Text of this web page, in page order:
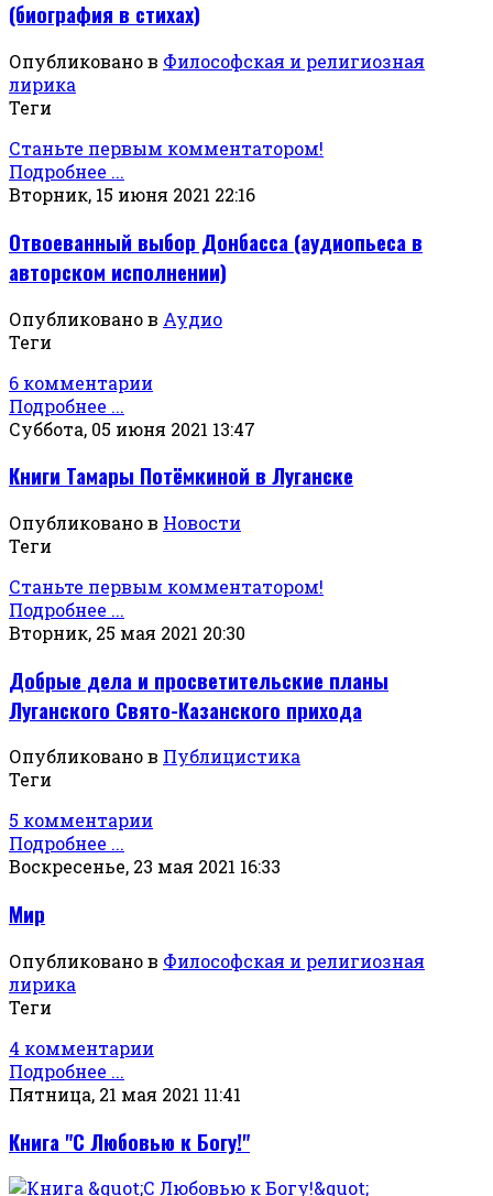
(биография в стихах)
Опубликовано в Философская и религиозная
лирика
Теги
Станьте первым комментатором!
Подробнее ...
Вторник, 15 июня 2021 22:16
Отвоеванный выбор Донбасса (аудиопьеса в
авторском исполнении)
Опубликовано в Аудио
Теги
6 комментарии
Подробнее ...
Суббота, 05 июня 2021 13:47
Книги Тамары Потёмкиной в Луганске
Опубликовано в Новости
Теги
Станьте первым комментатором!
Подробнее ...
Вторник, 25 мая 2021 20:30
Добрые дела и просветительские планы
Луганского Свято-Казанского прихода
Опубликовано в Публицистика
Теги
5 комментарии
Подробнее ...
Воскресенье, 23 мая 2021 16:33
Мир
Опубликовано в Философская и религиозная
лирика
Теги
4 комментарии
Подробнее ...
Пятница, 21 мая 2021 11:41
Книга "С Любовью к Богу!"